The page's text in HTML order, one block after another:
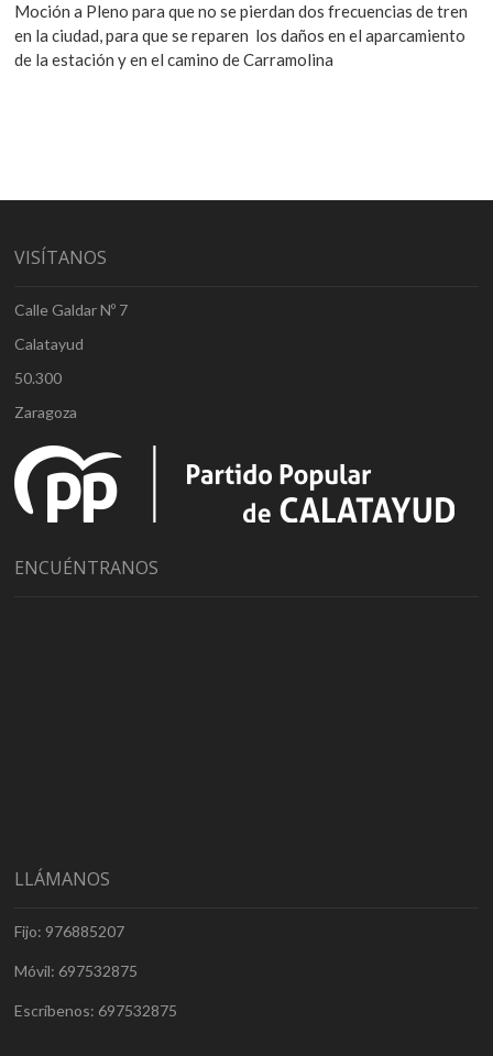
Moción a Pleno para que no se pierdan dos frecuencias de tren
en la ciudad, para que se reparen los daños en el aparcamiento
de la estación y en el camino de Carramolina
VISÍTANOS
Calle Galdar Nº 7
Calatayud
50.300
Zaragoza
ENCUÉNTRANOS
LLÁMANOS
Fijo: 976885207
Móvil: 697532875
Escríbenos: 697532875